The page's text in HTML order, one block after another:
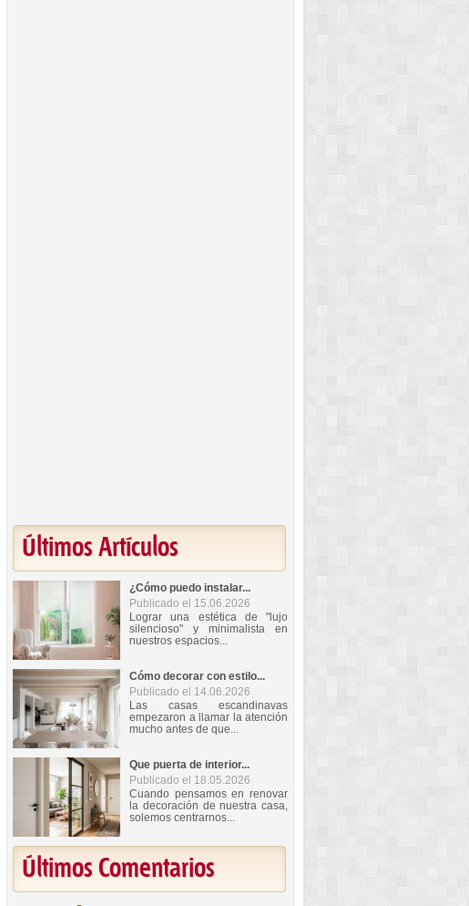
Últimos Artículos
¿Cómo puedo instalar...
Publicado el 15.06.2026
Lograr una estética de "lujo
silencioso" y minimalista en
nuestros espacios...
Cómo decorar con estilo...
Publicado el 14.06.2026
Las casas escandinavas
empezaron a llamar la atención
mucho antes de que...
Que puerta de interior...
Publicado el 18.05.2026
Cuando pensamos en renovar
la decoración de nuestra casa,
solemos centrarnos...
Últimos Comentarios